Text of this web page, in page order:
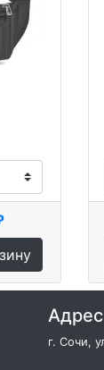
Адрес
г. Сочи,